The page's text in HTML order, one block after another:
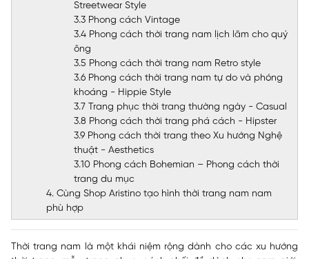
Streetwear Style
3.3 Phong cách Vintage
3.4 Phong cách thời trang nam lịch lãm cho quý
ông
3.5 Phong cách thời trang nam Retro style
3.6 Phong cách thời trang nam tự do và phóng
khoáng - Hippie Style
3.7 Trang phục thời trang thường ngày - Casual
3.8 Phong cách thời trang phá cách - Hipster
3.9 Phong cách thời trang theo Xu hướng Nghệ
thuật - Aesthetics
3.10 Phong cách Bohemian – Phong cách thời
trang du mục
4. Cùng Shop Aristino tạo hình thời trang nam nam
phù hợp
Thời trang nam là một khái niệm rộng dành cho các xu hướng